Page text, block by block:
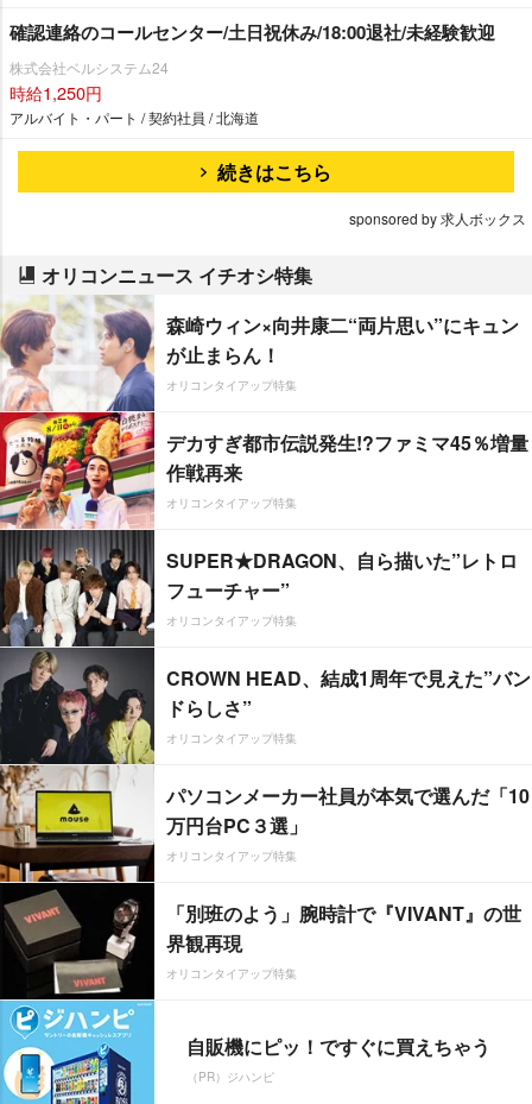
確認連絡のコールセンター/土日祝休み/18:00退社/未経験歓迎
株式会社ベルシステム24
時給1,250円
アルバイト・パート / 契約社員 / 北海道
続きはこちら
sponsored by 求人ボックス
オリコンニュース イチオシ特集
森崎ウィン×向井康二“両片思い”にキュン
が止まらん！
オリコンタイアップ特集
デカすぎ都市伝説発生!?ファミマ45％増量
作戦再来
オリコンタイアップ特集
SUPER★DRAGON、自ら描いた”レトロ
フューチャー”
オリコンタイアップ特集
CROWN HEAD、結成1周年で見えた”バン
ドらしさ”
オリコンタイアップ特集
パソコンメーカー社員が本気で選んだ「10
万円台PC３選」
オリコンタイアップ特集
「別班のよう」腕時計で『VIVANT』の世
界観再現
オリコンタイアップ特集
自販機にピッ！ですぐに買えちゃう
（PR）ジハンピ